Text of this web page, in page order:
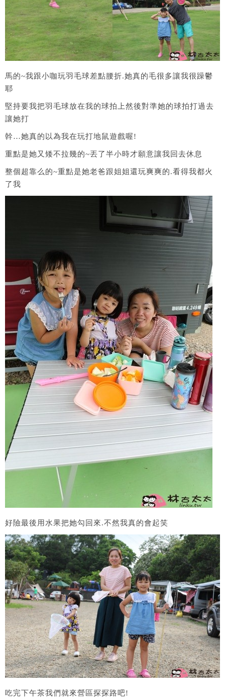
馬的~我跟小咖玩羽毛球差點腰折.她真的毛很多讓我很躁鬱
耶
堅持要我把羽毛球放在我的球拍上然後對準她的球拍打過去
讓她打
幹…她真的以為我在玩打地鼠遊戲喔!
重點是她又矮不拉幾的~丟了半小時才願意讓我回去休息
整個超靠么的~重點是她老爸跟姐姐還玩爽爽的.看得我都火
了我
好險最後用水果把她勾回來.不然我真的會起笑
吃完下午茶我們就來營區探探路吧!